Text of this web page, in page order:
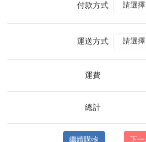
付款方式 請選擇
運送方式 請選擇
運費
總計